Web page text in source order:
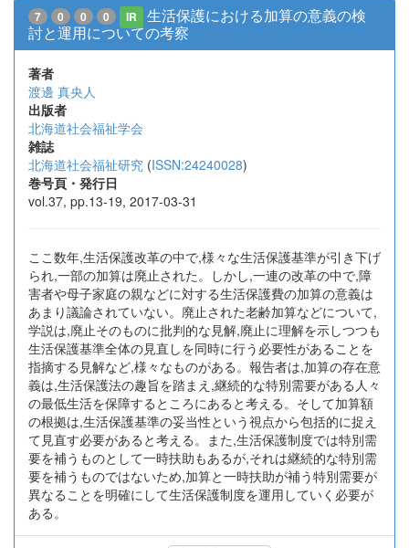
7 0 0 0 IR
生活保護における加算の意義の検
討と運用についての考察
著者
渡邊 真央人
出版者
北海道社会福祉学会
雑誌
北海道社会福祉研究 (ISSN:24240028)
巻号頁・発行日
vol.37, pp.13-19, 2017-03-31
ここ数年,生活保護改革の中で,様々な生活保護基準が引き下げ
られ,一部の加算は廃止された。しかし,一連の改革の中で,障
害者や母子家庭の親などに対する生活保護費の加算の意義は
あまり議論されていない。廃止された老齢加算などについて,
学説は,廃止そのものに批判的な見解,廃止に理解を示しつつも
生活保護基準全体の見直しを同時に行う必要性があることを
指摘する見解など,様々なものがある。報告者は,加算の存在意
義は,生活保護法の趣旨を踏まえ,継続的な特別需要がある人々
の最低生活を保障するところにあると考える。そして加算額
の根拠は,生活保護基準の妥当性という視点から包括的に捉え
て見直す必要があると考える。また,生活保護制度では特別需
要を補うものとして一時扶助もあるが,それは継続的な特別需
要を補うものではないため,加算と一時扶助が補う特別需要が
異なることを明確にして生活保護制度を運用していく必要が
ある。